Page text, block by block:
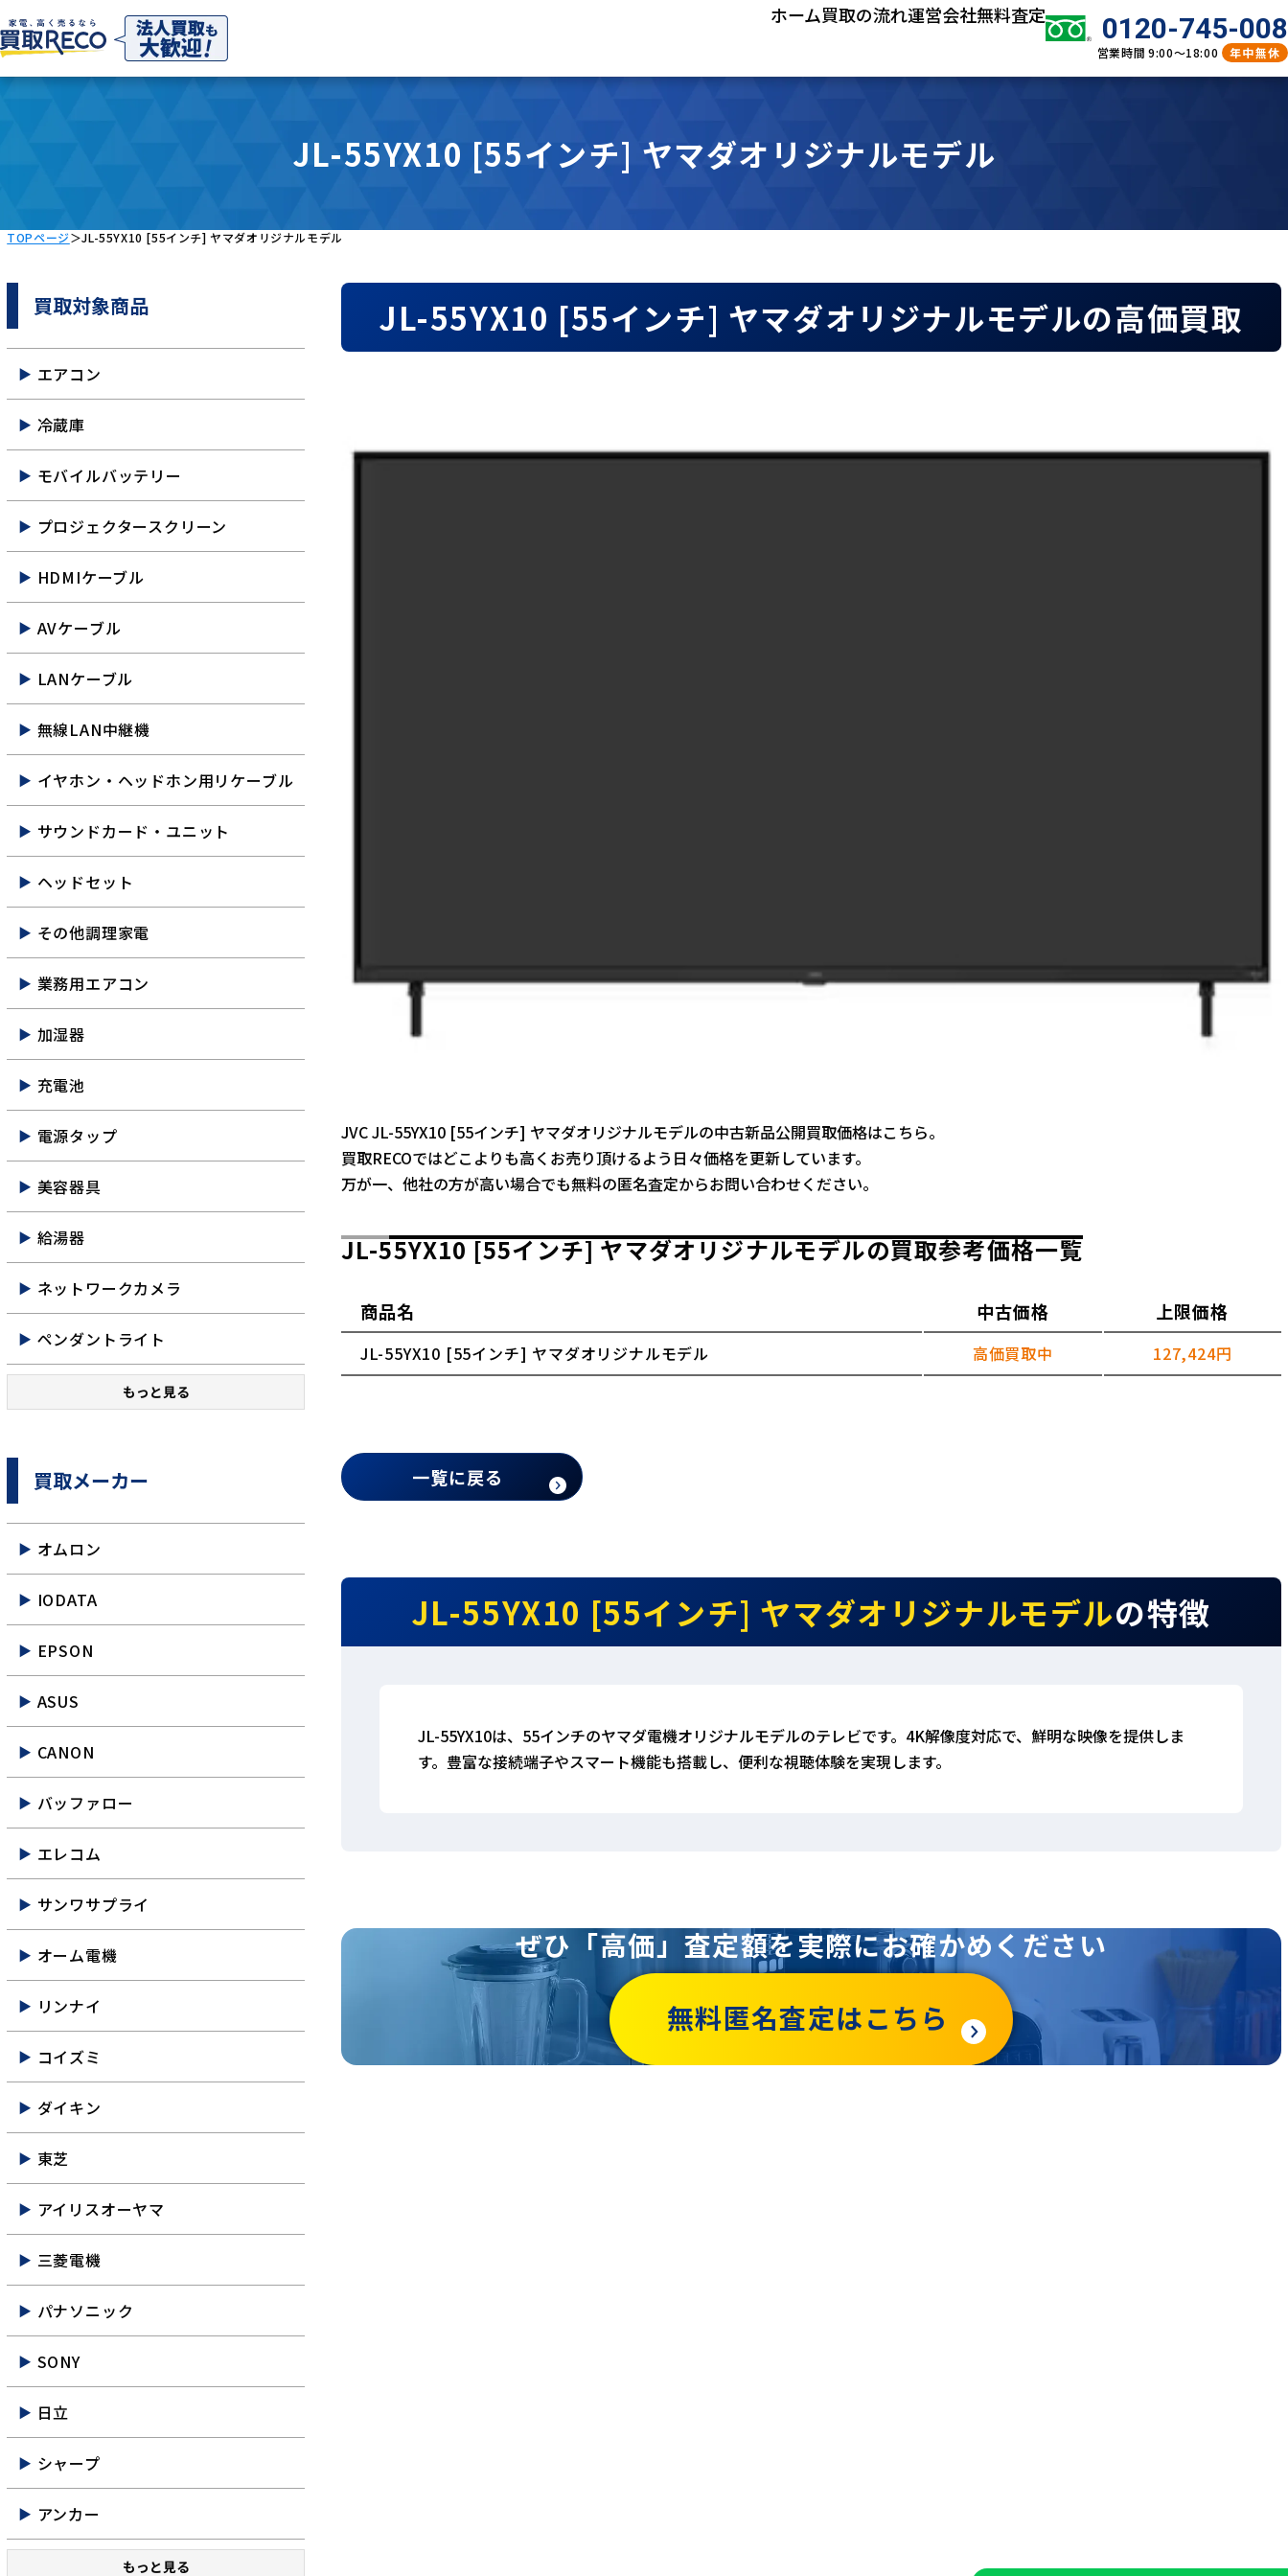
ホーム買取の流れ運営会社無料査定 0120-745-008
営業時間 9:00～18:00 年中無休
JL-55YX10 [55インチ] ヤマダオリジナルモデル
TOPページ＞JL-55YX10 [55インチ] ヤマダオリジナルモデル
JL-55YX10 [55インチ] ヤマダオリジナルモデルの高価買取
JVC JL-55YX10 [55インチ] ヤマダオリジナルモデルの中古新品公開買取価格はこちら。
買取RECOではどこよりも高くお売り頂けるよう日々価格を更新しています。
万が一、他社の方が高い場合でも無料の匿名査定からお問い合わせください。
JL-55YX10 [55インチ] ヤマダオリジナルモデルの買取参考価格一覧
商品名 中古価格 上限価格
JL-55YX10 [55インチ] ヤマダオリジナルモデル 高価買取中 127,424円
一覧に戻る
JL-55YX10 [55インチ] ヤマダオリジナルモデルの特徴
JL-55YX10は、55インチのヤマダ電機オリジナルモデルのテレビです。4K解像度対応で、鮮明な映像を提供しま
す。豊富な接続端子やスマート機能も搭載し、便利な視聴体験を実現します。
ぜひ「高価」査定額を実際にお確かめください
無料匿名査定はこちら
買取対象商品
エアコン
冷蔵庫
モバイルバッテリー
プロジェクタースクリーン
HDMIケーブル
AVケーブル
LANケーブル
無線LAN中継機
イヤホン・ヘッドホン用リケーブル
サウンドカード・ユニット
ヘッドセット
その他調理家電
業務用エアコン
加湿器
充電池
電源タップ
美容器具
給湯器
ネットワークカメラ
ペンダントライト
もっと見る
買取メーカー
オムロン
IODATA
EPSON
ASUS
CANON
バッファロー
エレコム
サンワサプライ
オーム電機
リンナイ
コイズミ
ダイキン
東芝
アイリスオーヤマ
三菱電機
パナソニック
SONY
日立
シャープ
アンカー
もっと見る